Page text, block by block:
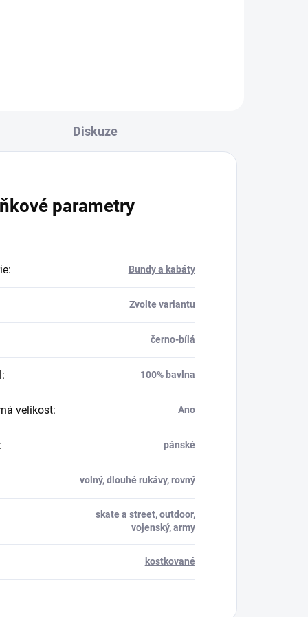
Diskuze
parametry
: Bundy a kabáty
Zvolte variantu
černo-bílá
: 100% bavlna
velikost: Ano
pánské
volný, dlouhé rukávy, rovný
skate a street,outdoor,
vojenský,army
kostkované